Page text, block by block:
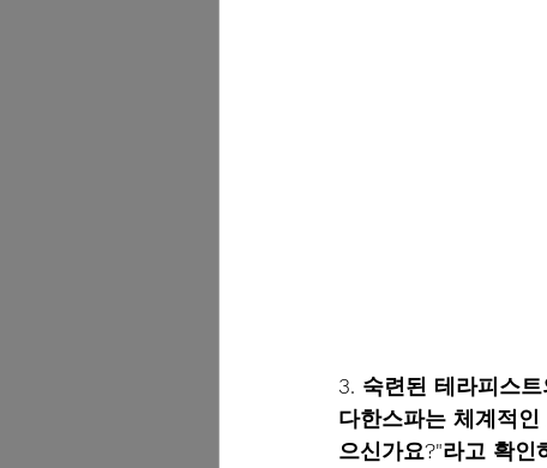
3. 숙련된 테라피스
다한스파는 체계적
으신가요?"라고 확